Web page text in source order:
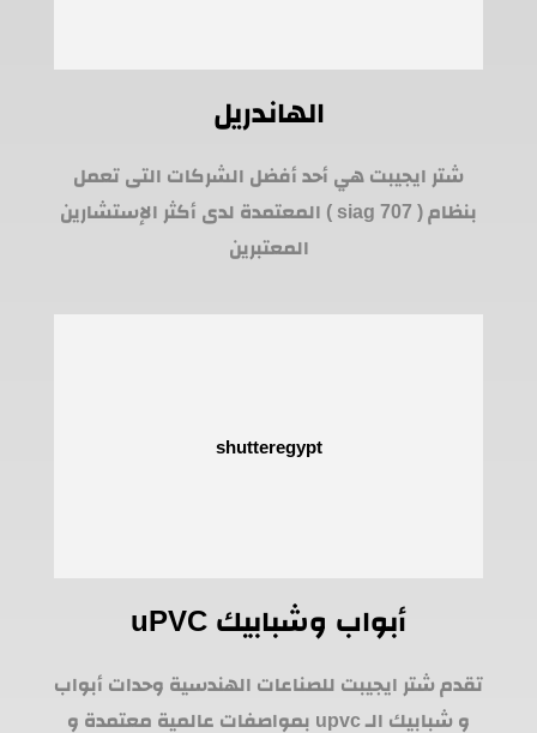
الهاندريل
شتر ايجيبت هي أحد أفضل الشركات التى تعمل
بنظام ( siag 707 ) المعتمدة لدى أكثر الإستشارين
المعتبرين
أبواب وشبابيك uPVC
تقدم شتر ايجيبت للصناعات الهندسية وحدات أبواب
و شبابيك الـ upvc بمواصفات عالمية معتمدة و